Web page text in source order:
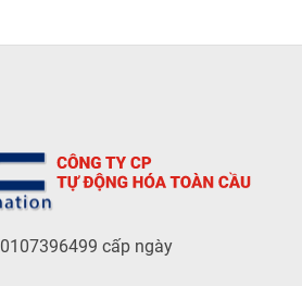
0107396499 cấp ngày